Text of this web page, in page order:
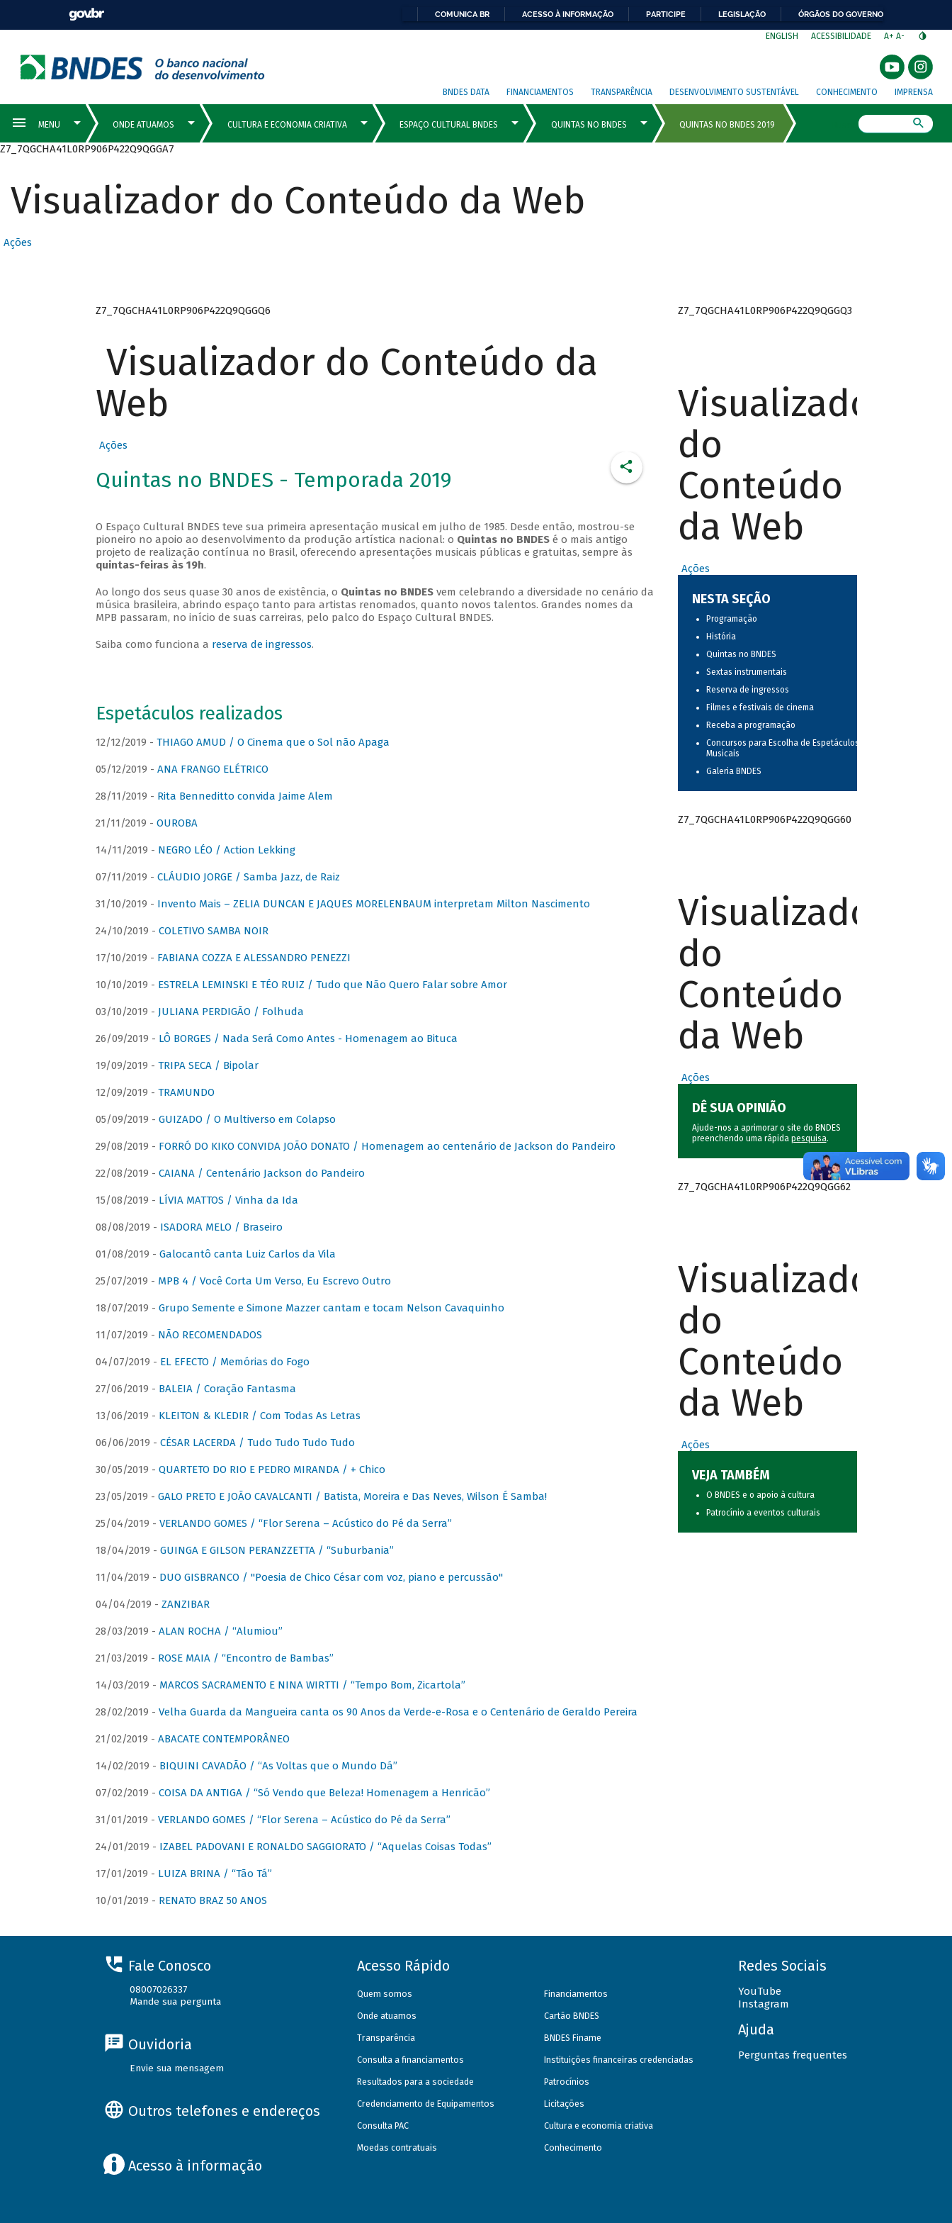
COMUNICA BR ACESSO À INFORMAÇÃO PARTICIPE LEGISLAÇÃO ÓRGÃOS DO GOVERNO
ENGLISH ACESSIBILIDADE A+ A-
BNDES DATA FINANCIAMENTOS TRANSPARÊNCIA DESENVOLVIMENTO SUSTENTÁVEL CONHECIMENTO IMPRENSA
Z7_7QGCHA41L0RP906P422Q9QGGA7
Visualizador do Conteúdo da Web
Ações
Z7_7QGCHA41L0RP906P422Q9QGGQ6
Visualizador do Conteúdo da
Web
Ações
Quintas no BNDES - Temporada 2019
O Espaço Cultural BNDES teve sua primeira apresentação musical em julho de 1985. Desde então, mostrou-se
pioneiro no apoio ao desenvolvimento da produção artística nacional: o Quintas no BNDESé o mais antigo
projeto de realização contínua no Brasil, oferecendo apresentações musicais públicas e gratuitas, sempre às
quintas-feiras às 19h.
Ao longo dos seus quase 30 anos de existência, o Quintas no BNDESvem celebrando a diversidade no cenário da
música brasileira, abrindo espaço tanto para artistas renomados, quanto novos talentos. Grandes nomes da
MPB passaram, no início de suas carreiras, pelo palco do Espaço Cultural BNDES.
Saiba como funciona a reserva de ingressos.
Espetáculos realizados
12/12/2019 - THIAGO AMUD / O Cinema que o Sol não Apaga
05/12/2019 - ANA FRANGO ELÉTRICO
28/11/2019 - Rita Benneditto convida Jaime Alem
21/11/2019 - OUROBA
14/11/2019 - NEGRO LÉO / Action Lekking
07/11/2019 - CLÁUDIO JORGE / Samba Jazz, de Raiz
31/10/2019 - Invento Mais – ZELIA DUNCAN E JAQUES MORELENBAUM interpretam Milton Nascimento
24/10/2019 - COLETIVO SAMBA NOIR
17/10/2019 - FABIANA COZZA E ALESSANDRO PENEZZI
10/10/2019 - ESTRELA LEMINSKI E TÉO RUIZ / Tudo que Não Quero Falar sobre Amor
03/10/2019 - JULIANA PERDIGÃO / Folhuda
26/09/2019 - LÔ BORGES / Nada Será Como Antes - Homenagem ao Bituca
19/09/2019 - TRIPA SECA / Bipolar
12/09/2019 - TRAMUNDO
05/09/2019 - GUIZADO / O Multiverso em Colapso
29/08/2019 - FORRÓ DO KIKO CONVIDA JOÃO DONATO / Homenagem ao centenário de Jackson do Pandeiro
22/08/2019 - CAIANA / Centenário Jackson do Pandeiro
15/08/2019 - LÍVIA MATTOS / Vinha da Ida
08/08/2019 - ISADORA MELO / Braseiro
01/08/2019 - Galocantô canta Luiz Carlos da Vila
25/07/2019 - MPB 4 / Você Corta Um Verso, Eu Escrevo Outro
18/07/2019 - Grupo Semente e Simone Mazzer cantam e tocam Nelson Cavaquinho
11/07/2019 - NÃO RECOMENDADOS
04/07/2019 - EL EFECTO / Memórias do Fogo
27/06/2019 - BALEIA / Coração Fantasma
13/06/2019 - KLEITON & KLEDIR / Com Todas As Letras
06/06/2019 - CÉSAR LACERDA / Tudo Tudo Tudo Tudo
30/05/2019 - QUARTETO DO RIO E PEDRO MIRANDA / + Chico
23/05/2019 - GALO PRETO E JOÃO CAVALCANTI / Batista, Moreira e Das Neves, Wilson É Samba!
25/04/2019 - VERLANDO GOMES / “Flor Serena – Acústico do Pé da Serra”
18/04/2019 - GUINGA E GILSON PERANZZETTA / “Suburbania”
11/04/2019 - DUO GISBRANCO / "Poesia de Chico César com voz, piano e percussão"
04/04/2019 - ZANZIBAR
28/03/2019 - ALAN ROCHA / “Alumiou”
21/03/2019 - ROSE MAIA / “Encontro de Bambas”
14/03/2019 - MARCOS SACRAMENTO E NINA WIRTTI / “Tempo Bom, Zicartola”
28/02/2019 - Velha Guarda da Mangueira canta os 90 Anos da Verde-e-Rosa e o Centenário de Geraldo Pereira
21/02/2019 - ABACATE CONTEMPORÂNEO
14/02/2019 - BIQUINI CAVADÃO / “As Voltas que o Mundo Dá”
07/02/2019 - COISA DA ANTIGA / “Só Vendo que Beleza! Homenagem a Henricão”
31/01/2019 - VERLANDO GOMES / “Flor Serena – Acústico do Pé da Serra”
24/01/2019 - IZABEL PADOVANI E RONALDO SAGGIORATO / “Aquelas Coisas Todas”
17/01/2019 - LUIZA BRINA / “Tão Tá”
10/01/2019 - RENATO BRAZ 50 ANOS
Z7_7QGCHA41L0RP906P422Q9QGGQ3
Visualizador
do
Conteúdo
da Web
Ações
NESTA SEÇÃO
Programação
História
Quintas no BNDES
Sextas instrumentais
Reserva de ingressos
Filmes e festivais de cinema
Receba a programação
Concursos para Escolha de Espetáculos
Musicais
Galeria BNDES
Z7_7QGCHA41L0RP906P422Q9QGG60
Visualizador
do
Conteúdo
da Web
Ações
DÊ SUA OPINIÃO
Ajude-nos a aprimorar o site do BNDES
preenchendo uma rápida pesquisa.
Z7_7QGCHA41L0RP906P422Q9QGG62
Visualizador
do
Conteúdo
da Web
Ações
VEJA TAMBÉM
O BNDES e o apoio à cultura
Patrocínio a eventos culturais
Fale Conosco
08007026337
Mande sua pergunta
Ouvidoria
Envie sua mensagem
Outros telefones e endereços
Acesso à informação
Acesso Rápido
Quem somos
Onde atuamos
Transparência
Consulta a financiamentos
Resultados para a sociedade
Credenciamento de Equipamentos
Consulta PAC
Moedas contratuais
Financiamentos
Cartão BNDES
BNDES Finame
Instituições financeiras credenciadas
Patrocínios
Licitações
Cultura e economia criativa
Conhecimento
Redes Sociais
YouTube
Instagram
Ajuda
Perguntas frequentes